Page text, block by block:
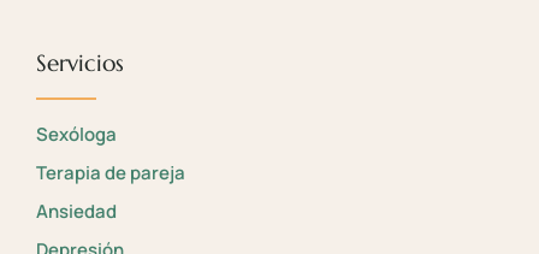
Servicios
Sexóloga
Terapia de pareja
Ansiedad